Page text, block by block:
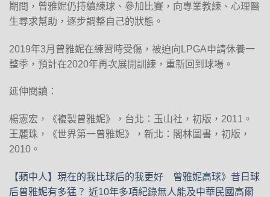
期間，曾雅妮仍持續練球、參加比賽，向專業教練、心理醫
生尋求幫助，逐步調整自己的狀態。
2019年3月曾雅妮在練習時受傷，被迫向LPGA申請休養一
整季，預計在2020年再次展開訓練，重新回到球場。
延伸閱讀：
楊憲宏，《複製曾雅妮》，台北：玉山社，初版，2011。
王麗珠，《世界第一曾雅妮》，新北：閣林圖書，初版，
2010。
【蘋中人】現在的我比球后的我更好 曾雅妮高球》昔日球
后曾雅妮有多猛？ 近10年多項紀錄無人能及中華民國高爾